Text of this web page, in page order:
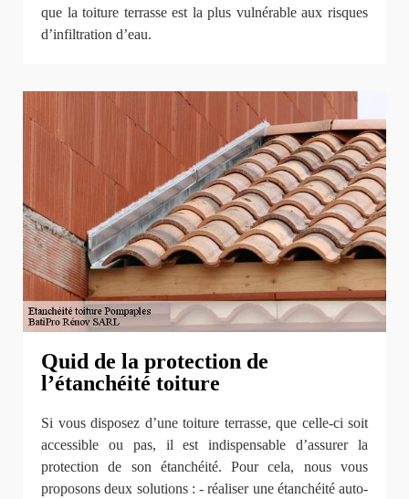
que la toiture terrasse est la plus vulnérable aux risques
d’infiltration d’eau.
Quid de la protection de
l’étanchéité toiture
Si vous disposez d’une toiture terrasse, que celle-ci soit
accessible ou pas, il est indispensable d’assurer la
protection de son étanchéité. Pour cela, nous vous
proposons deux solutions : - réaliser une étanchéité auto-